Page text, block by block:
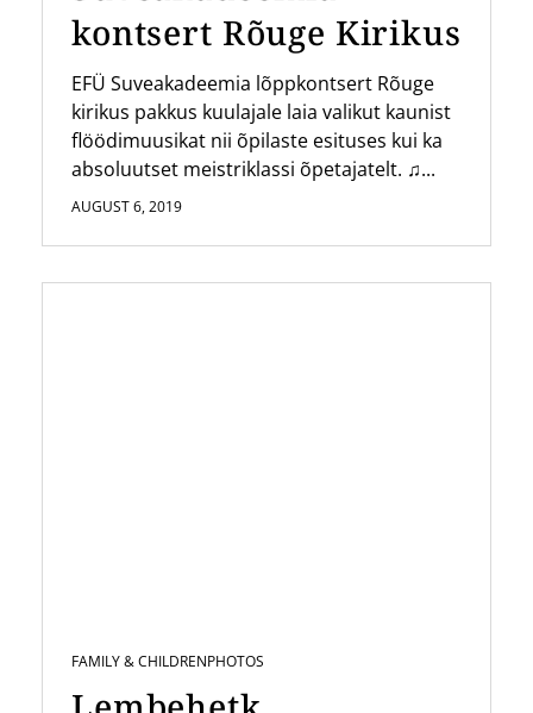
kontsert Rõuge Kirikus
EFÜ Suveakadeemia lõppkontsert Rõuge
kirikus pakkus kuulajale laia valikut kaunist
flöödimuusikat nii õpilaste esituses kui ka
absoluutset meistriklassi õpetajatelt. ♫...
AUGUST 6, 2019
FAMILY & CHILDRENPHOTOS